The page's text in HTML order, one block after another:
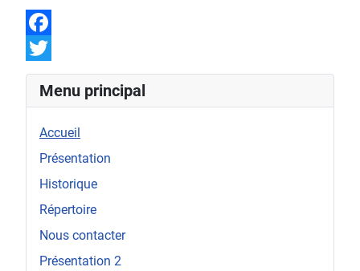
Menu principal
Accueil
Présentation
Historique
Répertoire
Nous contacter
Présentation 2
Facebook
Twitter